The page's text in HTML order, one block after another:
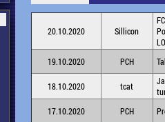
20.10.2020 Sillicon
19.10.2020
PCH
18.10.2020 tcat
17.10.2020
PCH